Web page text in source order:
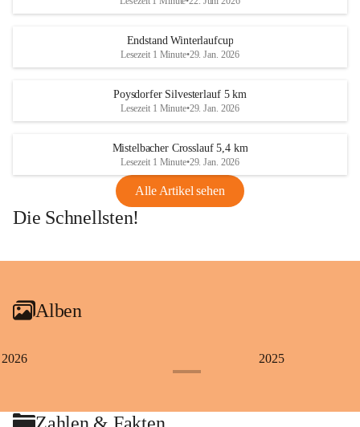
Endstand Winterlaufcup
Lesezeit 1 Minute•29. Jan. 2026
Poysdorfer Silvesterlauf 5 km
Lesezeit 1 Minute•29. Jan. 2026
Mistelbacher Crosslauf 5,4 km
Lesezeit 1 Minute•29. Jan. 2026
Alle Artikel sehen
Die Schnellsten!
+1
Alben
2026 2025
Zahlen & Fakten